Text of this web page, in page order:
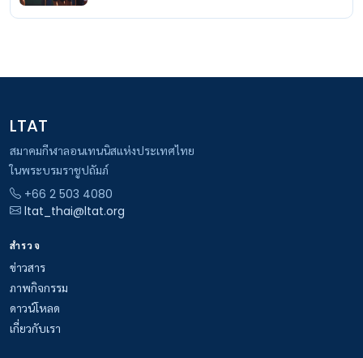
LTAT
สมาคมกีฬาลอนเทนนิสแห่งประเทศไทย
ในพระบรมราชูปถัมภ์
+66 2 503 4080
ltat_thai@ltat.org
สำรวจ
ข่าวสาร
ภาพกิจกรรม
ดาวน์โหลด
เกี่ยวกับเรา